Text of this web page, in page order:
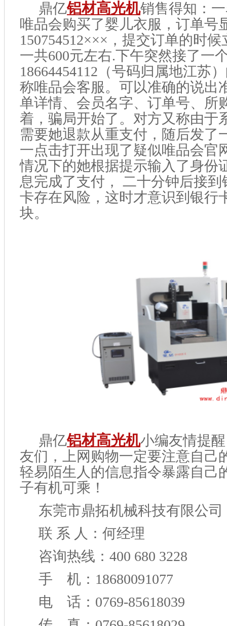
鼎亿铝材高光机销售得知：
唯品会购买了婴儿衣服，订单号
150754512×××，提交订单的时
一共600元左右.下午突然接了一
18664454112（号码归属地江苏
称唯品会客服。可以准确的说出
单详情、会员名字、订单号、所
着，骗局开始了。对方又称由于
需要她退款从重支付，随后发了
一点击打开出现了疑似唯品会官
情况下的她根据提示输入了身份
息完成了支付， 二十分钟后接
卡存在风险，这时才意识到银行
块。
鼎亿铝材高光机小编友情提
友们，上网购物一定要注意自己
轻易陌生人的信息指令暴露自己
子有机可乘！
东莞市鼎拓机械科技有限公司
联 系 人：何经理
咨询热线：400 680 3228
手 机：18680091077
电 话：0769-85618039